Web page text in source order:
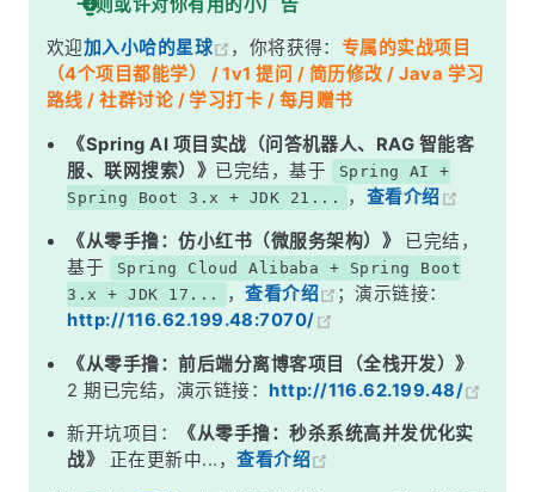
一则或许对你有用的小广告
欢迎加入小哈的星球 ，你将获得： 专属的实战项目
（4个项目都能学） / 1v1 提问 / 简历修改 / Java 学习
路线 / 社群讨论 / 学习打卡 / 每月赠书
《Spring AI 项目实战（问答机器人、RAG 智能客
服、联网搜索）》 已完结，基于
Spring AI +
Spring Boot 3.x + JDK 21...
， 查看介绍
《从零手撸：仿小红书（微服务架构）》
已完结，
基于
Spring Cloud Alibaba + Spring Boot
3.x + JDK 17...
，查看介绍
；演示链接：
http://116.62.199.48:7070/
《从零手撸：前后端分离博客项目（全栈开发）》
2 期已完结，演示链接：http://116.62.199.48/
新开坑项目：
《从零手撸：秒杀系统高并发优化实
战》
正在更新中...，查看介绍